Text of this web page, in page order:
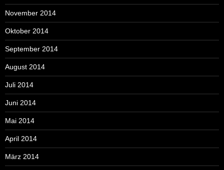
November 2014
Oktober 2014
September 2014
August 2014
Juli 2014
Juni 2014
Mai 2014
April 2014
März 2014